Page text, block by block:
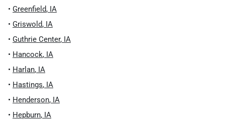
• Greenfield, IA
• Griswold, IA
• Guthrie Center, IA
• Hancock, IA
• Harlan, IA
• Hastings, IA
• Henderson, IA
• Hepburn, IA